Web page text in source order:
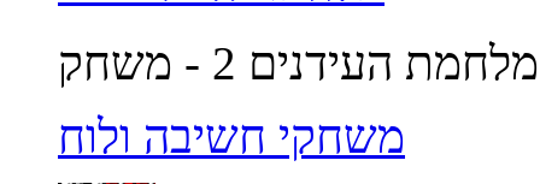
משחקי חשיבה ולוח